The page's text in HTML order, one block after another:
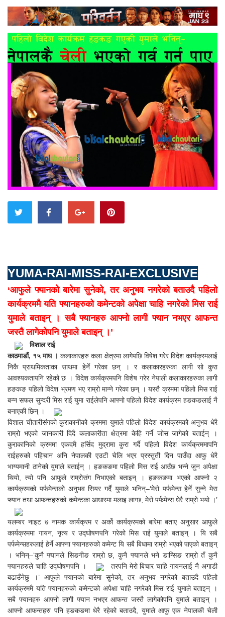
YUMA-RAI-MISS-RAI-EXCLUSIVE
‘आफुले फ्यानको बारेमा सुनेको, तर अनुभव नगरेको बताउदै पहिलो
कार्यक्रममै यति फ्यानहरुको कमेन्टको अपेक्षा चाहि नगरेको मिस राई
युमाले बताइन् । सबै फ्यानहरु आफ्नो लागी फ्यान नभएर आफन्त
जस्तै लागेकोपनि युमाले बताइन् ।’
विशाल राई
काठमाडौं, १५ माघ ।कलाकारहरु कला क्षेत्रमा लागेपछि विषेश गरेर विदेश कार्यक्रमलाई
निकै प्राथमिकताका साथमा हेर्ने गरेका छन् । र कलाकारहरुका लागी सो कुरा
आवश्यकतापनि रहेको छ । विदेश कार्यक्रमपनि विशेष गरेर नेपाली कलाकारहरुका लागी
हङकङ पहिलो विदेश भ्रमण भए राम्रो मान्ने गरेका छन् । यस्तै क्रममा पहिलो मिस राई
बन्न सफल सुन्दरी मिस राई युमा राईलेपनि आफ्नो पहिलो विदेश कार्यक्रम हङकङलाई नै
बनाएकी छिन् ।
विशाल चौतारीसंगको कुराकानीको क्रममा युमाले पहिलो विदेश कार्यक्रमको अनुभव धेरै
राम्रो भएको जानकारी दिदै कलाकारीता क्षेत्रमा केहि गर्ने जोस जागेको बताईन् ।
कुराकानिको क्रममा एकदमै हर्सिद मुद्रामा कुरा गर्दै पहिलो विदेश कार्यक्रममापनि
राईहरुको पहिचान अनि नेपालकी एउटी चेलि भएर प्रस्तुती दिन पाउँदा आफु धेरै
भाग्यमानी ठानेको युमाले बताईन् । हङकङमा पहिलो मिस राई आउँछ भन्ने जुन अपेक्षा
थियो, त्यो पनि आफुले राम्रोसंग निभाएको बताइन् । हङकङमा भएको आफ्नो २
कार्यक्रमको पर्फमेन्सको अनुभव सियर गर्दै युमाले भनिन्–‘मेरो पर्फमेन्स हेर्ने सुन्ने मेरा
फ्यान तथा आफन्तहरुको कमेन्टका आधारमा मलाइ लाग्छ, मेरो पर्फमेन्स धेरै राम्रो भयो ।’
यलम्बर नाइट ७ नामक कार्यक्रम र अर्को कार्यक्रमको बारेमा बताए अनुसार आफुले
कार्यक्रममा गायन, नृत्य र उद्घोषणपनि गरेको मिस राई युमाले बताइन् । यि सबै
पर्फमेन्सहरुलाई हेर्ने आफ्ना फ्यानहरुको कमेन्ट यि सबै बिधामा राम्रो भएको पाएको बताइन्
। भनिन्–‘कुनै फ्यानले सिङगीङ राम्रो छ, कुनै फ्यानले भने डान्सिङ राम्रो तँ कुनै
फ्यानहरुले चाहि उद्घोषणपनि ।
तरपनि मेरो बिचार चाहि गायनलाई नै अगाडी
बढाउँनेछु ।’ आफुले फ्यानको बारेमा सुनेको, तर अनुभव नगरेको बताउदै पहिलो
कार्यक्रममै यति फ्यानहरुको कमेन्टको अपेक्षा चाहि नगरेको मिस राई युमाले बताइन् ।
सबै फ्यानहरु आफ्नो लागी फ्यान नभएर आफन्त जस्तै लागेकोपनि युमाले बताइन् ।
आफ्नो आफन्तहरु पनि हङकङमा धेरै रहेको बताउदै, युमाले आफु एक नेपालकी चेली